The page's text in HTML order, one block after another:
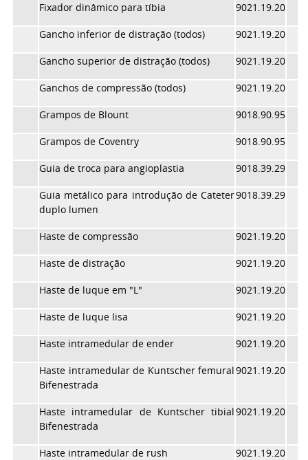
Fixador dinâmico para tíbia 9021.19.20
Gancho inferior de distração (todos) 9021.19.20
Gancho superior de distração (todos) 9021.19.20
Ganchos de compressão (todos) 9021.19.20
Grampos de Blount 9018.90.95
Grampos de Coventry 9018.90.95
Guia de troca para angioplastia 9018.39.29
Guia metálico para introdução de Cateter
duplo lumen
9018.39.29
Haste de compressão 9021.19.20
Haste de distração 9021.19.20
Haste de luque em "L" 9021.19.20
Haste de luque lisa 9021.19.20
Haste intramedular de ender 9021.19.20
Haste intramedular de Kuntscher femural
Bifenestrada
9021.19.20
Haste intramedular de Kuntscher tibial
Bifenestrada
9021.19.20
Haste intramedular de rush 9021.19.20